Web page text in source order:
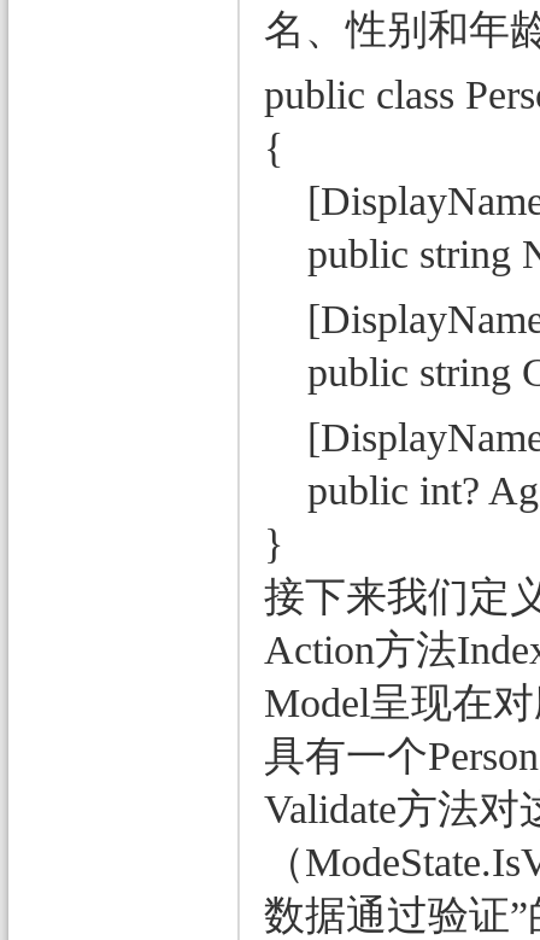
名、性别和年
public class
{
public string
public string
public int?
}
接下来我们定
Action方法
Model呈现在
具有一个
Validate方法
（
数据通过验证”